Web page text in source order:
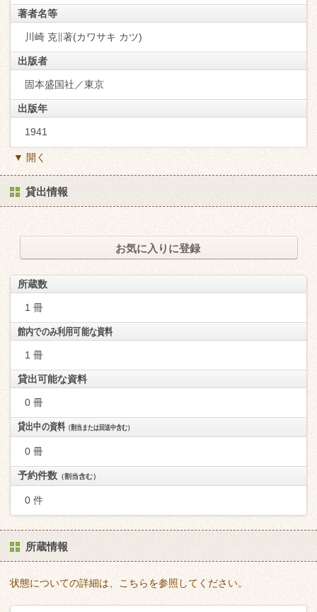
著者名等
川崎 克∥著(カワサキ カツ)
出版者
固本盛国社／東京
出版年
1941
▼ 開く
貸出情報
お気に入りに登録
所蔵数
1 冊
館内でのみ利用可能な資料
1 冊
貸出可能な資料
0 冊
貸出中の資料（割当または回送中含む）
0 冊
予約件数 （割当含む）
0 件
所蔵情報
状態についての詳細は、こちらを参照してください。